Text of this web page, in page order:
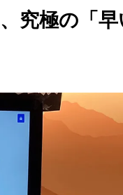
自動釣銭機
う
小売業 >
アパレルで使う
その他業種 >
POSが選ばれる理由
徹底的にサポート
ルフレジ
タッチパネル型券売
究極の「早